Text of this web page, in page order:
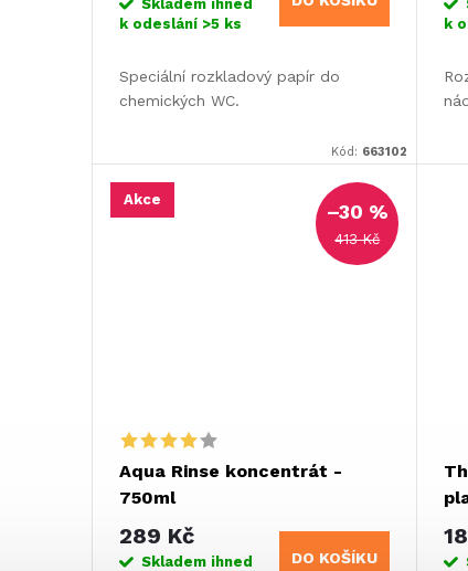
t
ů
k
Skladem ihned
k odeslání >5 ks
Speciální rozkladový papír do
chemických WC.
Kód: 663102
k
Akce
413 Kč
–30 %
Aqua Rinse koncentrát -
750ml
289 Kč
Skladem ihned
DO KOŠÍKU